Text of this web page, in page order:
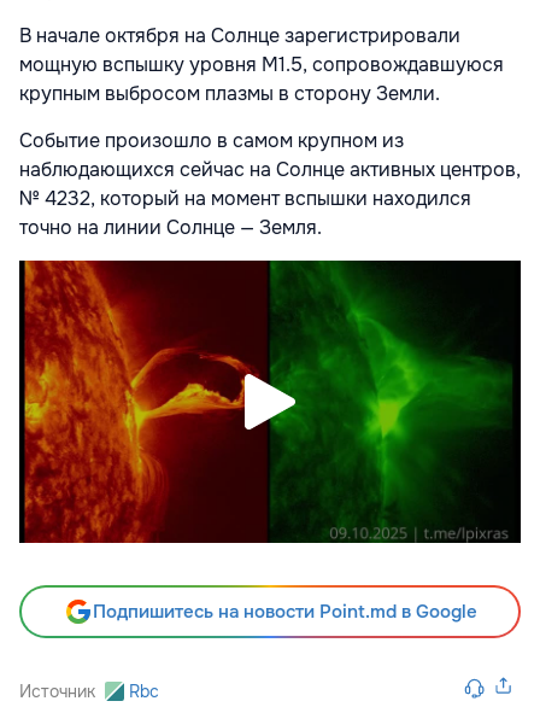
В начале октября на Солнце зарегистрировали
мощную вспышку уровня M1.5, сопровождавшуюся
крупным выбросом плазмы в сторону Земли.
Событие произошло в самом крупном из
наблюдающихся сейчас на Солнце активных центров,
№ 4232, который на момент вспышки находился
точно на линии Солнце — Земля.
Подпишитесь на новости Point.md в Google
Источник Rbc